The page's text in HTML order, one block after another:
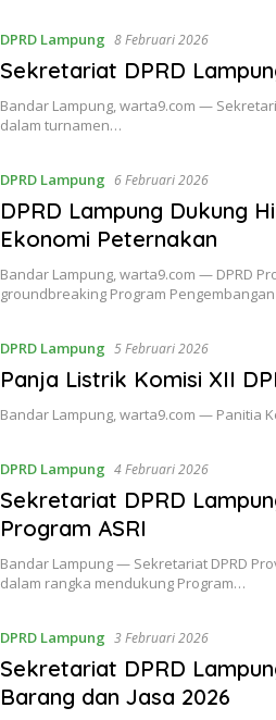
DPRD Lampung 8 Februari 2026
Sekretariat DPRD
Bandar Lampung, warta9.com —
dalam turnamen…
DPRD Lampung 6 Februari 2026
DPRD Lampung Dukung
Ekonomi Peternakan
Bandar Lampung, warta9.com — DPRD
groundbreaking Program
DPRD Lampung 5 Februari 2026
Panja Listrik Komisi XII
Bandar Lampung, warta9.com — Panitia
DPRD Lampung 4 Februari 2026
Sekretariat DPRD
Program ASRI
Bandar Lampung — Sekretariat DPRD
dalam rangka mendukung Program…
DPRD Lampung 3 Februari 2026
Sekretariat DPRD
Barang dan Jasa 2026